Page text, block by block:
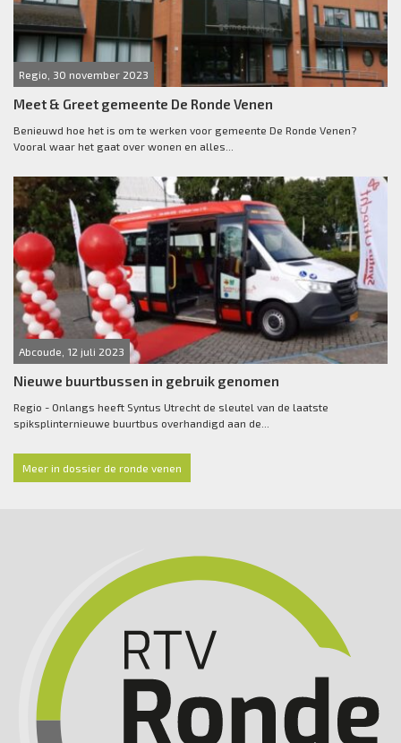
Regio, 30 november 2023
Meet & Greet gemeente De Ronde Venen
Benieuwd hoe het is om te werken voor gemeente De Ronde Venen?
Vooral waar het gaat over wonen en alles...
Abcoude, 12 juli 2023
Nieuwe buurtbussen in gebruik genomen
Regio - Onlangs heeft Syntus Utrecht de sleutel van de laatste
spiksplinternieuwe buurtbus overhandigd aan de...
Meer in dossier de ronde venen